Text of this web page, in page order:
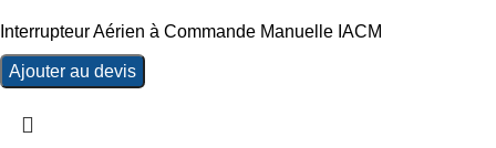
Interrupteur Aérien à Commande Manuelle IACM
Ajouter au devis